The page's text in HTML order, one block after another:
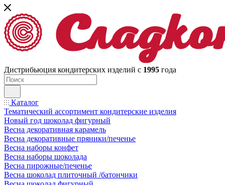
Дистрибьюция кондитерских изделий с 1995 года
Каталог
Тематический ассортимент кондитерские изделия
Новый год шоколад фигурный
Весна декоративная карамель
Весна декоративные пряники/печенье
Весна наборы конфет
Весна наборы шоколада
Весна пирожные/печенье
Весна шоколад плиточный /батончики